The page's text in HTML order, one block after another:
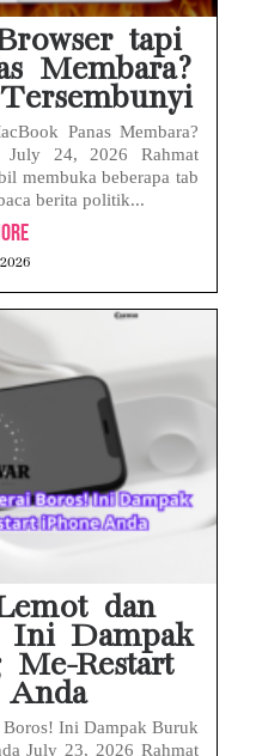
tapi
Membara?
Panas Membara?
July 24, 2026 Rahmat
membuka beberapa tab
berita politik...
dan
Ini Dampak
Restart
Ini Dampak Buruk
July 23, 2026 Rahmat